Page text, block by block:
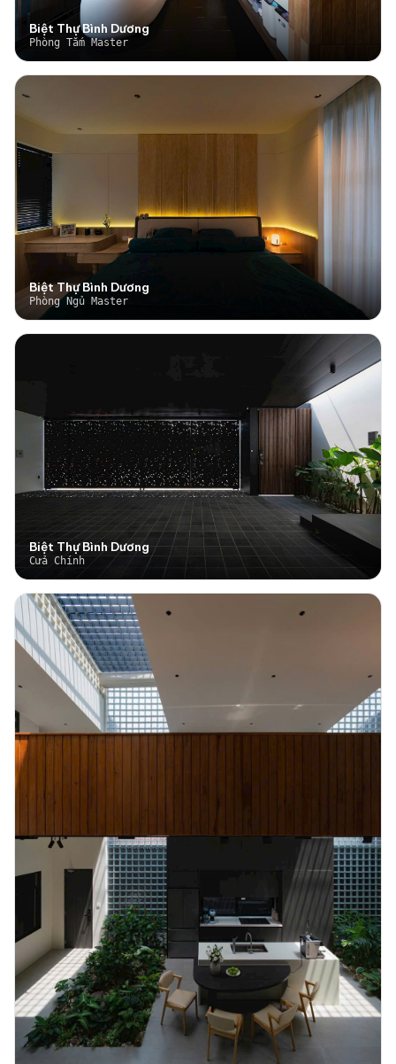
Biệt Thự Bình Dương
Phòng Tắm Master
Biệt Thự Bình Dương
Phòng Ngủ Master
Biệt Thự Bình Dương
Cửa Chính